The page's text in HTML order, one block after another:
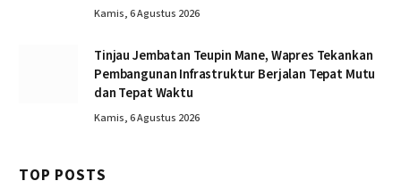
Kamis, 6 Agustus 2026
Tinjau Jembatan Teupin Mane, Wapres Tekankan
Pembangunan Infrastruktur Berjalan Tepat Mutu
dan Tepat Waktu
Kamis, 6 Agustus 2026
TOP POSTS